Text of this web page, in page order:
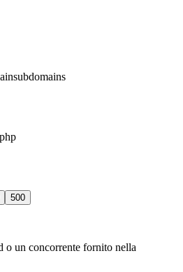
subdomains
php
500
o un concorrente fornito nella